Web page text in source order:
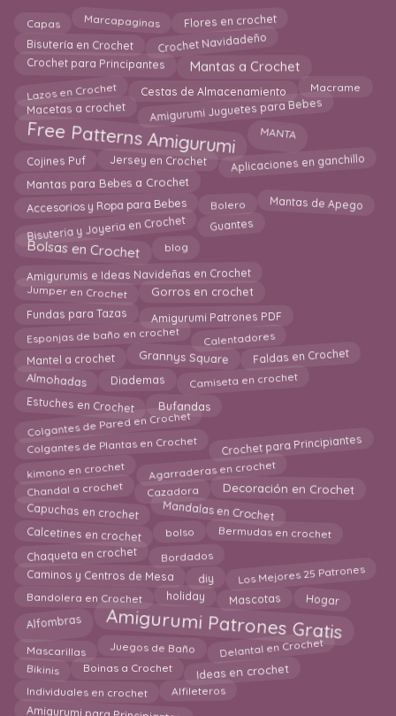
Capas Marcapaginas Flores en crochet
Bisutería en Crochet Crochet Navidadeño
Crochet para Principantes Mantas a Crochet
Lazos en Crochet Cestas de Almacenamiento Macrame
Macetas a crochet Amigurumi Juguetes para Bebes
Free Patterns Amigurumi MANTA
Cojines Puf Jersey en Crochet Aplicaciones en ganchillo
Mantas para Bebes a Crochet
Accesorios y Ropa para Bebes Bolero Mantas de Apego
Bisuteria y Joyeria en Crochet Guantes
Bolsas en Crochet blog
Amigurumis e Ideas Navideñas en Crochet
Jumper en Crochet Gorros en crochet
Fundas para Tazas Amigurumi Patrones PDF
Esponjas de baño en crochet Calentadores
Mantel a crochet Grannys Square Faldas en Crochet
Almohadas Diademas Camiseta en crochet
Estuches en Crochet Bufandas
Colgantes de Pared en Crochet
Colgantes de Plantas en Crochet Crochet para Principiantes
kimono en crochet Agarraderas en crochet
Chandal a crochet Cazadora Decoración en Crochet
Capuchas en crochet Mandalas en Crochet
Calcetines en crochet bolso Bermudas en crochet
Chaqueta en crochet Bordados
Caminos y Centros de Mesa diy Los Mejores 25 Patrones
Bandolera en Crochet holiday Mascotas Hogar
Alfombras Amigurumi Patrones Gratis
Mascarillas Juegos de Baño Delantal en Crochet
Bikinis Boinas a Crochet Ideas en crochet
Individuales en crochet Alfileteros